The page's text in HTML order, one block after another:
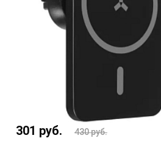
301 руб. 430руб.